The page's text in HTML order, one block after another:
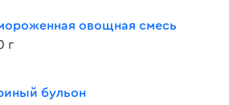
овощная смесь
г
бульон